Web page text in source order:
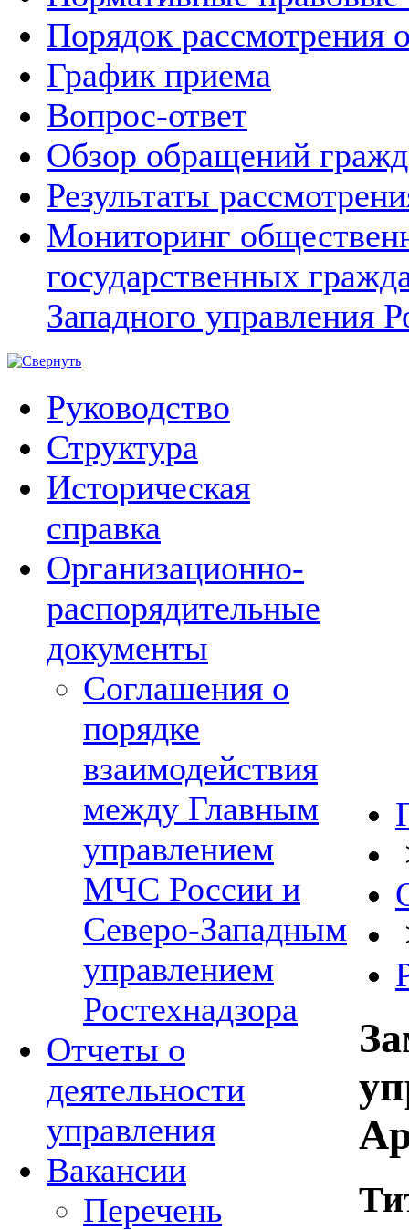
Порядок рассмотрения
График приема
Вопрос-ответ
Обзор обращений
Результаты
Мониторинг
государственных
Западного управления
Руководство
Структура
Историческая
справка
Организационно-
распорядительные
документы
Соглашения о
порядке
взаимодействия
между Главным
управлением
МЧС России и
Северо-Западным
управлением
Ростехнадзора
Отчеты о
деятельности
управления
Вакансии
Перечень